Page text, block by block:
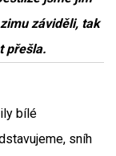
záviděli, tak
přešla.
bílé
sníh